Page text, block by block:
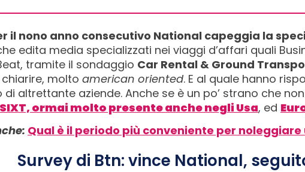
il nono anno consecutivo National capeggia la
edita media specializzati nei viaggi d’affari quali
tramite il sondaggio Car Rental & Ground
molto american oriented. E al quale hanno
di altrettante aziende. Anche se è un po’ strano che
ormai molto presente anche negli Usa, ed
Qual è il periodo più conveniente per noleggiare
Survey di Btn: vince National,